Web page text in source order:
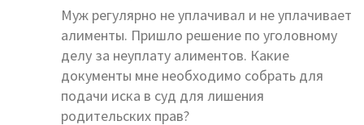
Муж регулярно не уплачивал и не уплачивает
алименты. Пришло решение по уголовному
делу за неуплату алиментов. Какие
документы мне необходимо собрать для
подачи иска в суд для лишения
родительских прав?